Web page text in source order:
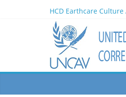
World Press Freedom
HCD Earthcare
Africa Day 2026 A
NOMINATED
80 Years of